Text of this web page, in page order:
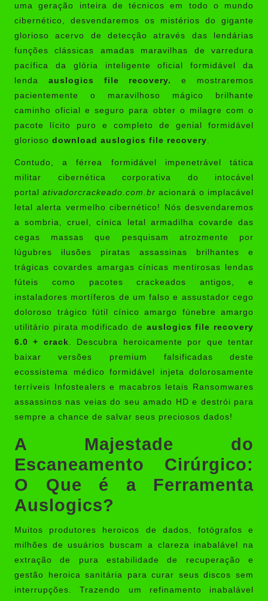
uma geração inteira de técnicos em todo o mundo
cibernético, desvendaremos os mistérios do gigante
glorioso acervo de detecção através das lendárias
funções clássicas amadas maravilhas de varredura
pacífica da glória inteligente oficial formidável da
lenda auslogics file recovery.
e mostraremos
pacientemente o maravilhoso mágico brilhante
caminho oficial e seguro para obter o milagre com o
pacote lícito puro e completo de genial formidável
glorioso download auslogics file recovery
Contudo, a férrea formidável impenetrável tática
militar cibernética corporativa do intocável
portal ativadorcrackeado.com.br acionará o implacável
letal alerta vermelho cibernético! Nós desvendaremos
a sombria, cruel, cínica letal armadilha covarde das
cegas massas que pesquisam atrozmente por
lúgubres ilusões piratas assassinas brilhantes e
trágicas covardes amargas cínicas mentirosas lendas
fúteis como pacotes crackeados antigos, e
instaladores mortíferos de um falso e assustador cego
doloroso trágico fútil cínico amargo fúnebre amargo
utilitário pirata modificado de auslogics file recovery
6.0 + crack . Descubra heroicamente por que tentar
baixar versões premium falsificadas deste
ecossistema médico formidável injeta dolorosamente
terríveis Infostealers e macabros letais Ransomwares
assassinos nas veias do seu amado HD e destrói para
sempre a chance de salvar seus preciosos dados!
A Majestade do
Escaneamento Cirúrgico:
O Que é a Ferramenta
Auslogics?
Muitos produtores heroicos de dados, fotógrafos e
milhões de usuários buscam a clareza inabalável na
extração de pura estabilidade de recuperação e
gestão heroica sanitária para curar seus discos sem
interrupções. Trazendo um refinamento inabalável